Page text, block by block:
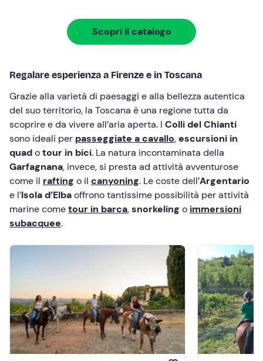
Scopri il catalogo
Regalare esperienza a Firenze e in Toscana
Grazie alla varietà di paesaggi e alla bellezza autentica
del suo territorio, la Toscana è una regione tutta da
scoprire e da vivere all’aria aperta. I Colli del Chianti
sono ideali per passeggiate a cavallo,escursioni in
quadotour in bici. La natura incontaminata della
Garfagnana, invece, si presta ad attività avventurose
come il rafting o il canyoning. Le coste dell’Argentario
e l’Isola d’Elbaoffrono tantissime possibilità per attività
marine cometour in barca,snorkeling o immersioni
subacquee.